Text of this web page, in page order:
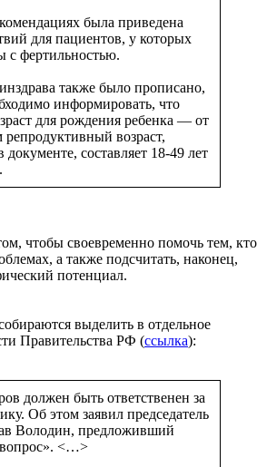
была приведена
для пациентов, у которых
с фертильностью.
также было прописано,
информировать, что
для рождения ребенка — от
репродуктивный возраст,
документе, составляет 18-49 лет
чтобы своевременно помочь тем, кто
а также подсчитать, наконец,
потенциал.
выделить в отдельное
Правительства РФ (ссылка):
должен быть ответственен за
Об этом заявил председатель
Володин, предложивший
вопрос». <…>